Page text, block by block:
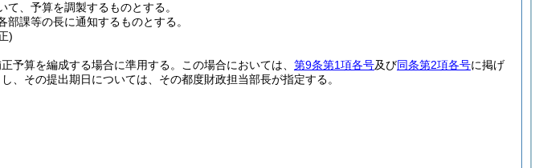
、予算を調製するものとする。
課等の長に通知するものとする。
)
予算を編成する場合に準用する。 この場合においては、 第9条第1項各号及び同条第2項各号に掲げ
、その提出期日については、その都度財政担当部長が指定する。